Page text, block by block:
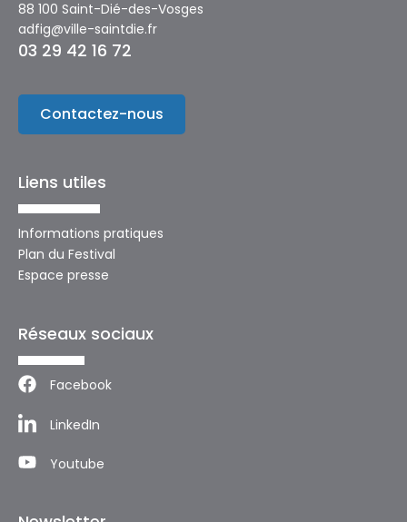
88 100 Saint-Dié-des-Vosges
adfig@ville-saintdie.fr
03 29 42 16 72
Contactez-nous
Liens utiles
Informations pratiques
Plan du Festival
Espace presse
Réseaux sociaux
Facebook
LinkedIn
Youtube